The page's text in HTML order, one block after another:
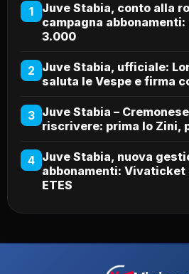
1
Juve Stabia, conto alla
campagna
3.000
2 Juve Stabia, ufficiale:
saluta le Vespe e firma
3 Juve Stabia –
riscrivere: prima lo Zini,
4 Juve Stabia, nuova
abbonamenti: Vivaticket
ETES